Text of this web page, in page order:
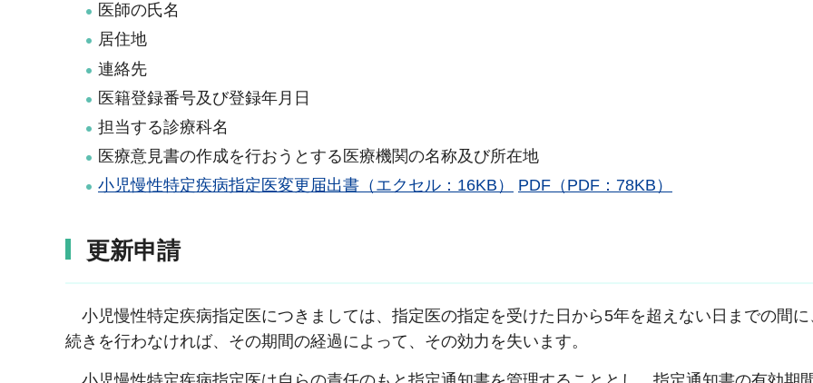
医師の氏名
居住地
連絡先
医籍登録番号及び登録年月日
担当する診療科名
医療意見書の作成を行おうとする医療機関の名称及び所在地
小児慢性特定疾病指定医変更届出書（エクセル：16KB）
PDF（PDF：78KB）
更新申請
小児慢性特定疾病指定医につきましては、指定医の指定を受けた日から5年を超えない日までの間
続きを行わなければ、その期間の経過によって、その効力を失います。